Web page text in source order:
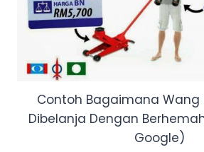
Contoh Bagaimana Wang
Dibelanja Dengan
Google)